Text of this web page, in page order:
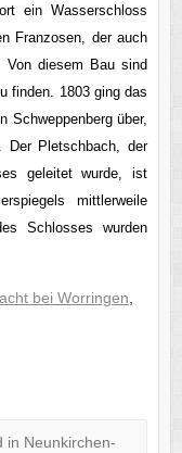
ein Wasserschloss
Franzosen, der auch
diesem Bau sind
finden. 1803 ging das
Schweppenberg über,
Pletschbach, der
geleitet wurde, ist
mittlerweile
Schlosses wurden
bei Worringen,
in Neunkirchen-